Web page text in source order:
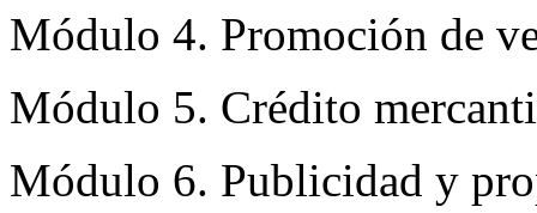
Módulo 4. Promoción de
Módulo 5. Crédito
Módulo 6. Publicidad y